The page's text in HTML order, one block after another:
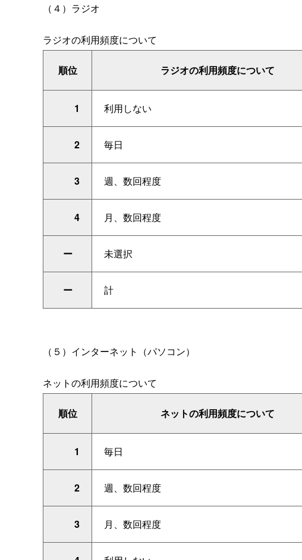
（４）ラジオ
ラジオの利用頻度について
順位 ラジオの利用頻度について
1 利用しない
2 毎日
3 週、数回程度
4 月、数回程度
ー 未選択
ー 計
（５）インターネット（パソコン）
ネットの利用頻度について
順位 ネットの利用頻度について
1 毎日
2 週、数回程度
3 月、数回程度